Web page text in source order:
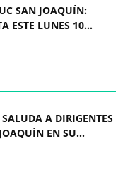
SAN JOAQUÍN:
ESTE LUNES 10...
A DIRIGENTES
EN SU...